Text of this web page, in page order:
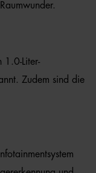
1.0-Liter-
Zudem sind die